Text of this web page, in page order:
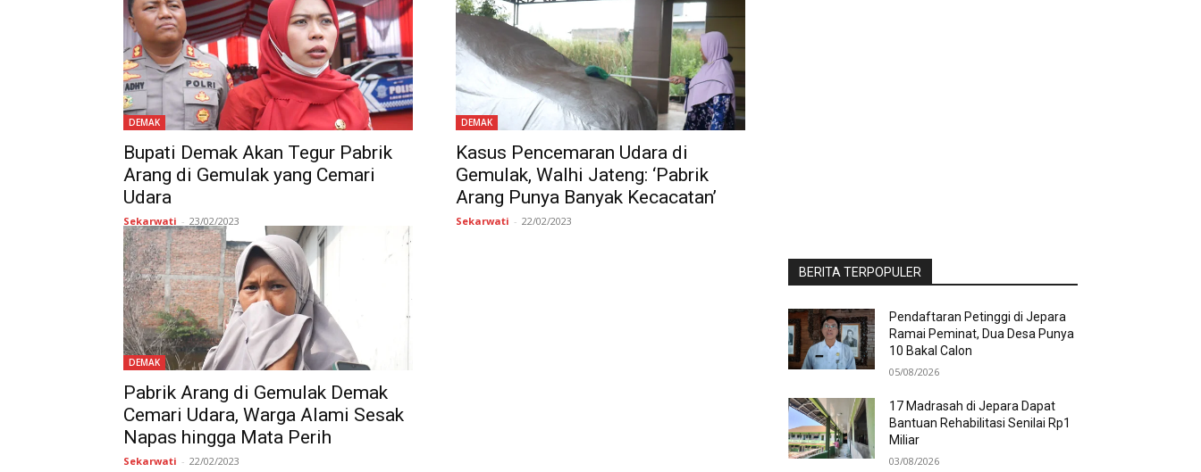
DEMAK
Bupati Demak Akan Tegur Pabrik
Arang di Gemulak yang Cemari
Udara
Sekarwati - 23/02/2023
DEMAK
Kasus Pencemaran Udara di
Gemulak, Walhi Jateng: ‘Pabrik
Arang Punya Banyak Kecacatan’
Sekarwati - 22/02/2023
DEMAK
Pabrik Arang di Gemulak Demak
Cemari Udara, Warga Alami Sesak
Napas hingga Mata Perih
Sekarwati - 22/02/2023
BERITA TERPOPULER
Pendaftaran Petinggi di Jepara
Ramai Peminat, Dua Desa Punya
10 Bakal Calon
05/08/2026
17 Madrasah di Jepara Dapat
Bantuan Rehabilitasi Senilai Rp1
Miliar
03/08/2026